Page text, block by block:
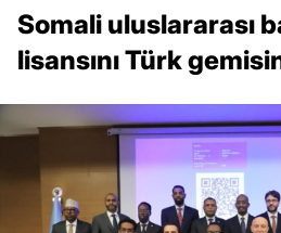
Somali uluslararası
lisansını Türk